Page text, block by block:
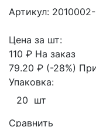
Артикул:
Цена за шт:
110 ₽ На заказ
79.20 ₽ (-28%)
Упаковка:
20 шт
Сравнить